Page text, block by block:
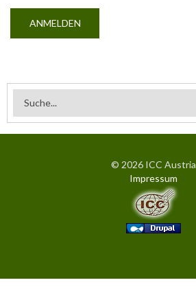
Suchformular
© 2026 ICC Austria
Impressum